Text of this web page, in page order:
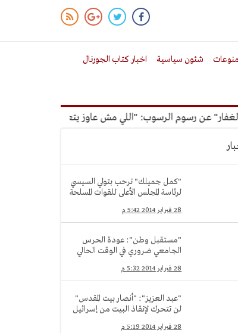
منوعات شئون سياسية اخبار كتاب الجورنال
عن رسوم الرسوب: "اللي مش عاوز يتعلم ملوش مجانية"
"كمل جميلك" ترحب بتولي السيسي
لرئاسة المجلس الأعلى للقوات المسلحة
28 فبراير 2014 5:42 م
"مستقبل وطن": عودة الحرس
الجامعي ضروري في الوقت الحالي
28 فبراير 2014 5:32 م
"عبد العزيز": "أنصار بيت المقدس"
لن تتحرك لإنقاذ البيت من إسرائيل
28 فبراير 2014 5:19 م